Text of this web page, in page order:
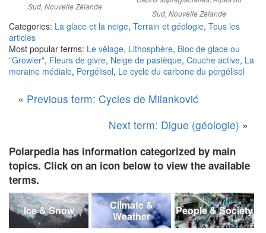
Sud, Nouvelle Zélande
Sud, Nouvelle Zélande
Categories: La glace et la neige, Terrain et géologie, Tous les
articles
Most popular terms: Le vêlage, Lithosphère, Bloc de glace ou
"Growler", Fleurs de givre, Neige de pastèque, Couche active, La
moraine médiale, Pergélisol, Le cycle du carbone du pergélisol
« Previous term: Cycles de Milanković
Next term: Digue (géologie) »
Polarpedia has information categorized by main
topics. Click on an icon below to view the available
terms.
Ice & Snow
Climate &
Weather
People & Society